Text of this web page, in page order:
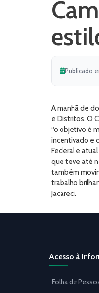
Publicado
A manhã de
e Distritos. O
“o objetivo é
incentivado e
Federal e
que teve até
também
trabalho
Jacareci.
Acesso à
Folha de